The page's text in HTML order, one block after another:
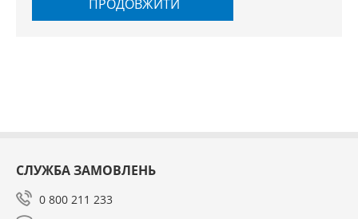
ПРОДОВЖИТИ
СЛУЖБА ЗАМОВЛЕНЬ
0 800 211 233